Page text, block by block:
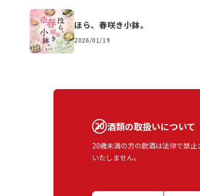
ほら、春咲き小鉢。
2026/01/19
酒類の取扱いについて
20歳未満の方の飲酒は法律で禁
いたしません。